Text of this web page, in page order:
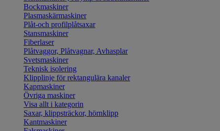
Bockmaskiner
Plasmaskärmaskiner
Plåt-och profilplåtsaxar
Stansmaskiner
Fiberlaser
Plåtvaggor, Plåtvagnar, Avhasplar
Svetsmaskiner
Teknisk isolering
Klipplinje för rektangulära kanaler
Kapmaskiner
Övriga maskiner
Visa allt i kategorin
Saxar, klippsträckor, hörnklipp
Kantmaskiner